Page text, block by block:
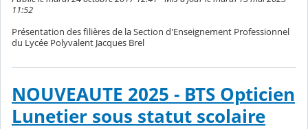
11:52
Présentation des filières de la Section d'Enseignement Professionnel
du Lycée Polyvalent Jacques Brel
NOUVEAUTE 2025 - BTS Opticien
Lunetier sous statut scolaire